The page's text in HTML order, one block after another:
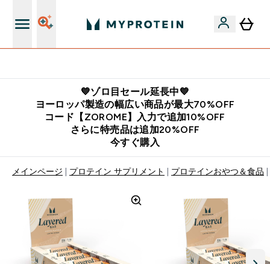
💙ゾロ目セール延長中💙
ヨーロッパ製造の幅広い商品が最大70%OFF
コード【ZOROME】入力で追加10%OFF
さらに特売品は追加20%OFF
今すぐ購入
メインページ プロテイン サプリメント プロテインおやつ＆食品